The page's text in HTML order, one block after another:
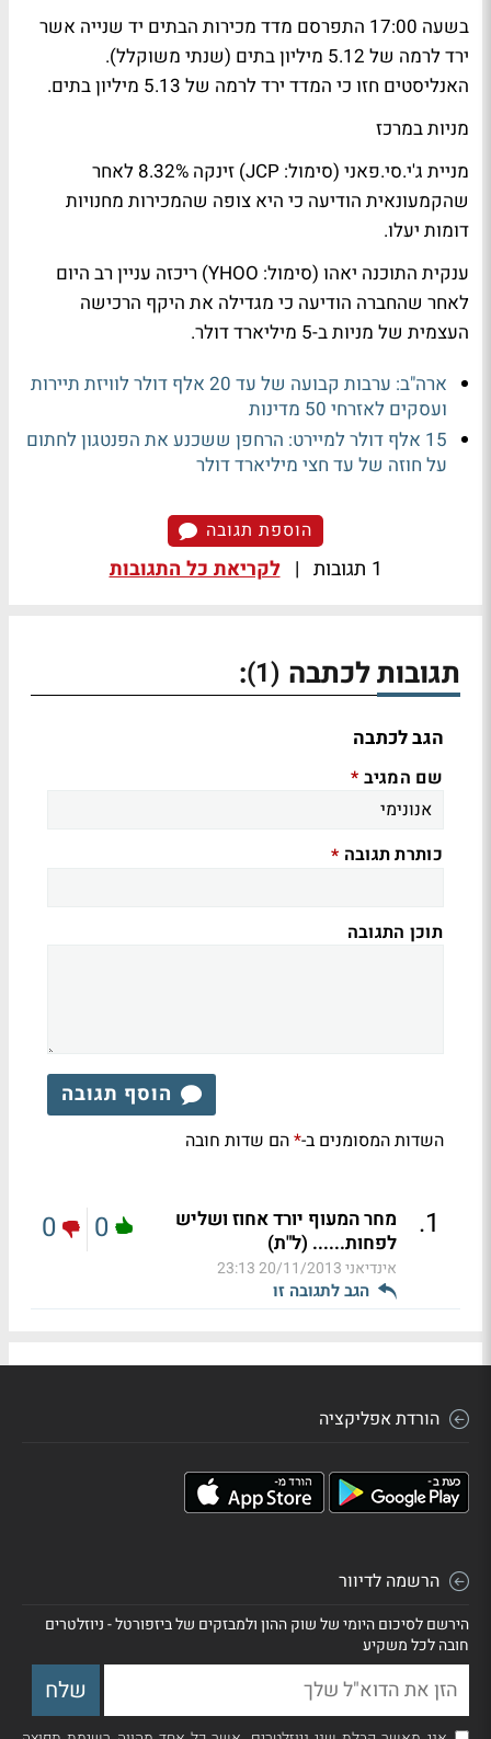
בשעה 17:00 התפרסם מדד מכירות הבתים יד שנייה אשר
ירד לרמה של 5.12 מיליון בתים (שנתי משוקלל).
האנליסטים חזו כי המדד ירד לרמה של 5.13 מיליון בתים.
מניות במרכז
מניית ג'י.סי.פאני (סימול: JCP) זינקה 8.32% לאחר
שהקמעונאית הודיעה כי היא צופה שהמכירות מחנויות
דומות יעלו.
ענקית התוכנה יאהו (סימול: YHOO) ריכזה עניין רב היום
לאחר שהחברה הודיעה כי מגדילה את היקף הרכישה
העצמית של מניות ב-5 מיליארד דולר.
ארה"ב: ערבות קבועה של עד 20 אלף דולר לוויזת תיירות
ועסקים לאזרחי 50 מדינות
15 אלף דולר למיירט: הרחפן ששכנע את הפנטגון לחתום
על חוזה של עד חצי מיליארד דולר
הוספת תגובה
1 תגובות | לקריאת כל התגובות
תגובות לכתבה (1)
:
הגב לכתבה
שם המגיב *
כותרת תגובה *
תוכן התגובה
הוסף תגובה
השדות המסומנים ב-*הם שדות חובה
1
.
מחר המעוף יורד אחוז ושליש
לפחות...... (ל"ת)
אינדיאני20/11/2013 23:13
הגב לתגובה זו
0
0
הורדת אפליקציה
הרשמה לדיוור
הירשם לסיכום היומי של שוק ההון ולמבזקים של ביזפורטל - ניוזלטרים
חובה לכל משקיע